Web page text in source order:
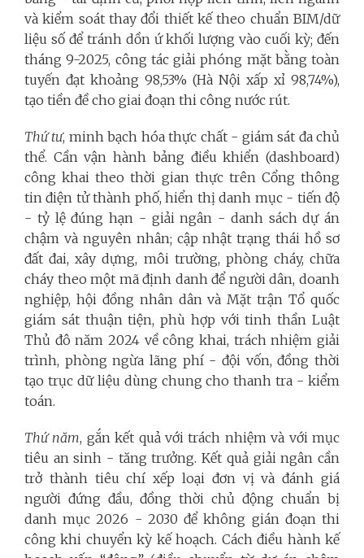
và kiểm soát thay đổi thiết kế theo chuẩn BIM/dữ
liệu số để tránh dồn ứ khối lượng vào cuối kỳ; đến
tháng 9-2025, công tác giải phóng mặt bằng toàn
tuyến đạt khoảng 98,53% (Hà Nội xấp xỉ 98,74%),
tạo tiền đề cho giai đoạn thi công nước rút.
Thứ tư, minh bạch hóa thực chất - giám sát đa chủ
thể. Cần vận hành bảng điều khiển (dashboard)
công khai theo thời gian thực trên Cổng thông
tin điện tử thành phố, hiển thị danh mục - tiến độ
- tỷ lệ đúng hạn - giải ngân - danh sách dự án
chậm và nguyên nhân; cập nhật trạng thái hồ sơ
đất đai, xây dựng, môi trường, phòng cháy, chữa
cháy theo một mã định danh để người dân, doanh
nghiệp, hội đồng nhân dân và Mặt trận Tổ quốc
giám sát thuận tiện, phù hợp với tinh thần Luật
Thủ đô năm 2024 về công khai, trách nhiệm giải
trình, phòng ngừa lãng phí - đội vốn, đồng thời
tạo trục dữ liệu dùng chung cho thanh tra - kiểm
toán.
Thứ năm, gắn kết quả với trách nhiệm và với mục
tiêu an sinh - tăng trưởng. Kết quả giải ngân cần
trở thành tiêu chí xếp loại đơn vị và đánh giá
người đứng đầu, đồng thời chủ động chuẩn bị
danh mục 2026 - 2030 để không gián đoạn thi
công khi chuyển kỳ kế hoạch. Cách điều hành kế